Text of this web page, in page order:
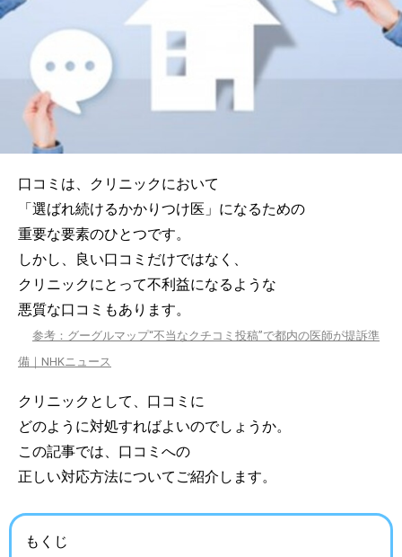
口コミは、クリニックにおいて
「選ばれ続けるかかりつけ医」になるための
重要な要素のひとつです。
しかし、良い口コミだけではなく、
クリニックにとって不利益になるような
悪質な口コミもあります。
参考：グーグルマップ“不当なクチコミ投稿”で都内の医師が提訴準
備｜NHKニュース
クリニックとして、口コミに
どのように対処すればよいのでしょうか。
この記事では、口コミへの
正しい対応方法についてご紹介します。
もくじ